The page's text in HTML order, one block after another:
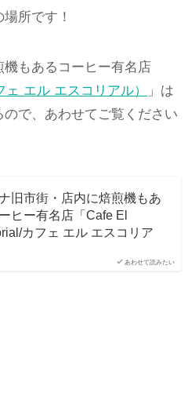
所です！
もあるコーヒー有名店
エル エスコリアル）
」は
で、あわせてご覧ください
あわせて読みたい
旧市街・店内に焙煎機もあ
ヒー有名店「Cafe El
カフェ エル エスコリア